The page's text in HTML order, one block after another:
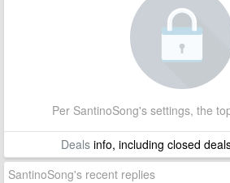
Per SantinoSong's settings, the
Dealsinfo, including closed
SantinoSong's recent replies